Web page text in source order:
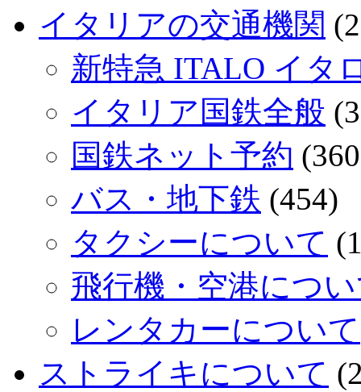
イタリアの交通機関
新特急 ITALO イタ
イタリア国鉄全般
国鉄ネット予約
バス・地下鉄 (454)
タクシーについて
飛行機・空港につ
レンタカーについて
ストライキについて